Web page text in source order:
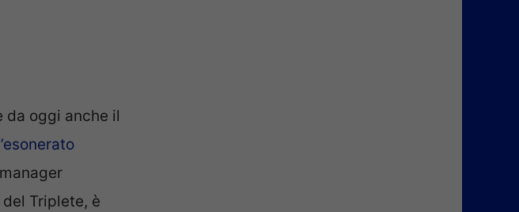
da oggi anche il
Triplete, è